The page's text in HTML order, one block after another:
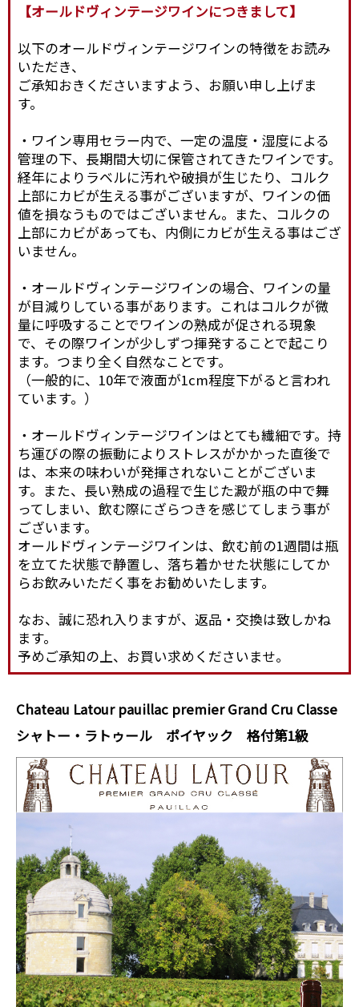
【オールドヴィンテージワインにつきまして】
以下のオールドヴィンテージワインの特徴をお読み
いただき、
ご承知おきくださいますよう、お願い申し上げま
す。
・ワイン専用セラー内で、一定の温度・湿度による
管理の下、長期間大切に保管されてきたワインです。
経年によりラベルに汚れや破損が生じたり、コルク
上部にカビが生える事がございますが、ワインの価
値を損なうものではございません。また、コルクの
上部にカビがあっても、内側にカビが生える事はござ
いません。
・オールドヴィンテージワインの場合、ワインの量
が目減りしている事があります。これはコルクが微
量に呼吸することでワインの熟成が促される現象
で、その際ワインが少しずつ揮発することで起こり
ます。つまり全く自然なことです。
（一般的に、10年で液面が1cm程度下がると言われ
ています。）
・オールドヴィンテージワインはとても繊細です。持
ち運びの際の振動によりストレスがかかった直後で
は、本来の味わいが発揮されないことがございま
す。また、長い熟成の過程で生じた澱が瓶の中で舞
ってしまい、飲む際にざらつきを感じてしまう事が
ございます。
オールドヴィンテージワインは、飲む前の1週間は瓶
を立てた状態で静置し、落ち着かせた状態にしてか
らお飲みいただく事をお勧めいたします。
なお、誠に恐れ入りますが、返品・交換は致しかね
ます。
予めご承知の上、お買い求めくださいませ。
Chateau Latour pauillac premier Grand Cru Classe
シャトー・ラトゥール ポイヤック 格付第1級